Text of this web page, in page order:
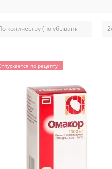
по рецепту